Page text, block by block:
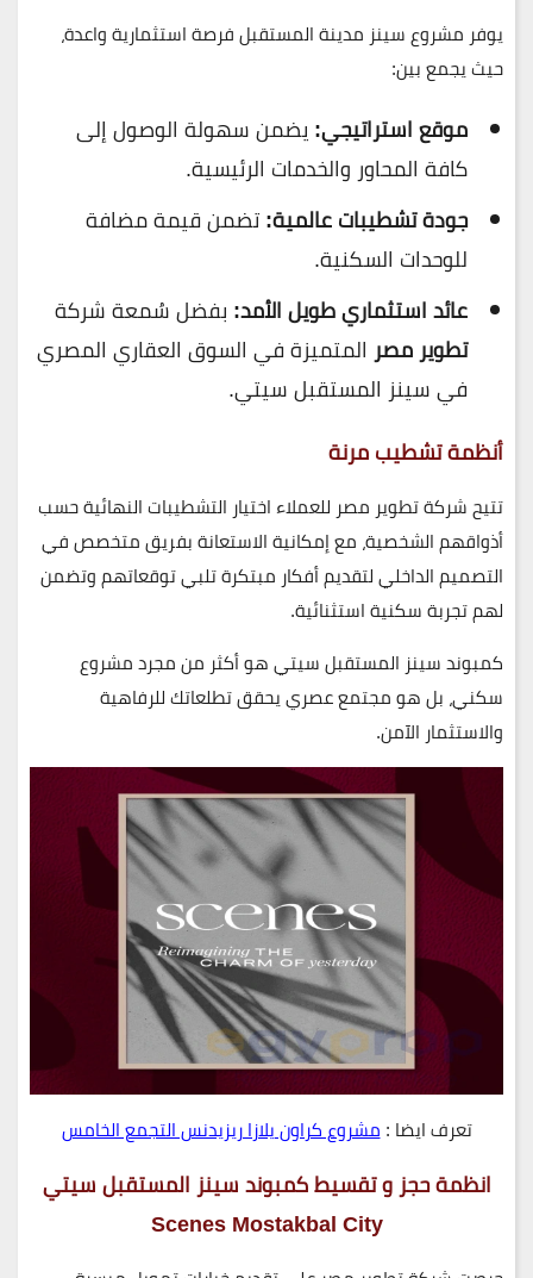
يوفر مشروعسينز مدينة المستقبلفرصة استثمارية واعدة،
حيث يجمع بين:
موقع استراتيجي:يضمن سهولة الوصول إلى
كافة المحاور والخدمات الرئيسية.
جودة تشطيبات عالمية:تضمن قيمة مضافة
للوحدات السكنية.
عائد استثماري طويل الأمد: بفضل سُمعة شركة
تطوير مصر المتميزة في السوق العقاري المصري
في سينز المستقبل سيتي.
أنظمة تشطيب مرنة
تتيح شركة تطوير مصر للعملاء اختيار التشطيبات النهائية حسب
أذواقهم الشخصية، مع إمكانية الاستعانة بفريق متخصص في
التصميم الداخلي لتقديم أفكار مبتكرة تلبي توقعاتهم وتضمن
لهم تجربة سكنية استثنائية.
كمبوند سينز المستقبل سيتيهو أكثر من مجرد مشروع
سكني، بل هو مجتمع عصري يحقق تطلعاتك للرفاهية
والاستثمار الآمن.
تعرف ايضا :مشروع كراون يلازا ريزيدنس التجمع الخامس
انظمة حجز و تقسيط كمبوند سينز المستقبل سيتي
Scenes Mostakbal City